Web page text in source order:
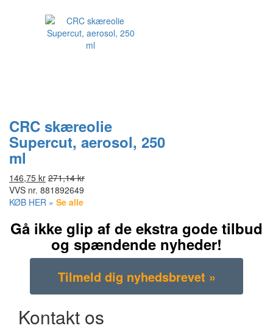
CRC skæreolie
Supercut, aerosol, 250
ml
146,75 kr 271,14 kr
VVS nr. 881892649
KØB HER » Se alle
Gå ikke glip af de ekstra gode tilbud
og spændende nyheder!
Kontakt os